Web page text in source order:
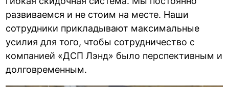
развиваемся и не стоим на месте. Наши
сотрудники прикладывают максимальные
усилия для того, чтобы сотрудничество с
компанией «ДСП Лэнд» было перспективным и
долговременным.